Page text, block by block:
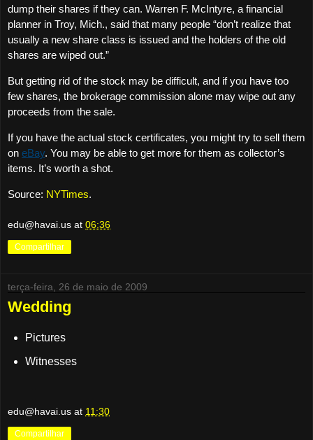
dump their shares if they can. Warren F. McIntyre, a financial
planner in Troy, Mich., said that many people “don’t realize that
usually a new share class is issued and the holders of the old
shares are wiped out.”
But getting rid of the stock may be difficult, and if you have too
few shares, the brokerage commission alone may wipe out any
proceeds from the sale.
If you have the actual stock certificates, you might try to sell them
on eBay. You may be able to get more for them as collector’s
items. It’s worth a shot.
Source: NYTimes.
edu@havai.us at 06:36
Compartilhar
terça-feira, 26 de maio de 2009
Wedding
Pictures
Witnesses
edu@havai.us at 11:30
Compartilhar